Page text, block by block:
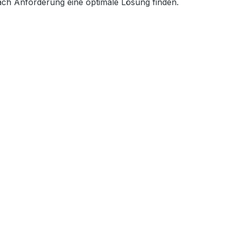
Anforderung eine optimale Lösung finden.